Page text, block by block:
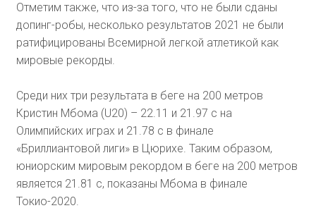
Отметим также, что из-за того, что не были сданы
допинг-робы, несколько результатов 2021 не были
ратифицированы Всемирной легкой атлетикой как
мировые рекорды.
Среди них три результата в беге на 200 метров
Кристин Мбома (U20) – 22.11 и 21.97 с на
Олимпийских играх и 21.78 с в финале
«Бриллиантовой лиги» в Цюрихе. Таким образом,
юниорским мировым рекордом в беге на 200 метров
является 21.81 с, показаны Мбома в финале
Токио-2020.